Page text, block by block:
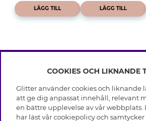
LÄGG TILL LÄGG TILL
INFO
Leverans
Villkor
Integritetspolicy
OM GLITTER
Black Friday
COOKIES OCH LIKNANDE
Glitter använder cookies och liknande
att ge dig anpassat innehåll, relevant
en bättre upplevelse av vår
har läst vår cookiepolicy och